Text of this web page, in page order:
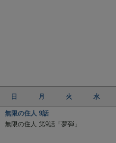
日 月 火 水
無限の住人 9話
無限の住人 第9話「夢弾」